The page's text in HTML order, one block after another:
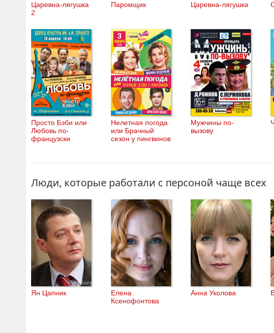
Царевна-лягушка
2
Паромщик Царевна-лягушка
Просто Бэби или
Любовь по-
французски
Нелетная погода
или Брачный
сезон у пингвинов
Мужчины по-
вызову
Люди, которые работали с персоной чаще всех
Ян Цапник
Елена
Ксенофонтова
Анна Уколова